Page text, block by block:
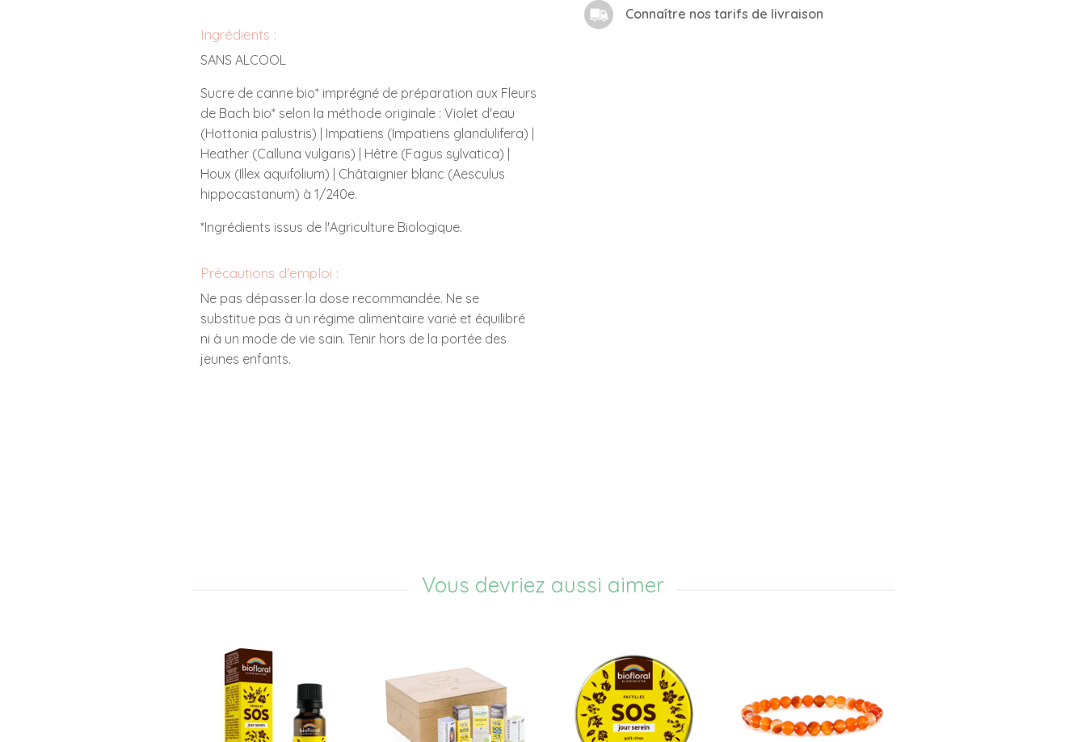
Connaître nos tarifs de livraison
Ingrédients :
SANS ALCOOL
Sucre de canne bio* imprégné de préparation aux Fleurs
de Bach bio* selon la méthode originale : Violet d'eau
(Hottonia palustris) | Impatiens (Impatiens glandulifera) |
Heather (Calluna vulgaris) | Hêtre (Fagus sylvatica) |
Houx (Illex aquifolium) | Châtaignier blanc (Aesculus
hippocastanum) à 1/240e.
*Ingrédients issus de l'Agriculture Biologique.
Précautions d'emploi :
Ne pas dépasser la dose recommandée. Ne se
substitue pas à un régime alimentaire varié et équilibré
ni à un mode de vie sain. Tenir hors de la portée des
jeunes enfants.
Vous devriez aussi aimer